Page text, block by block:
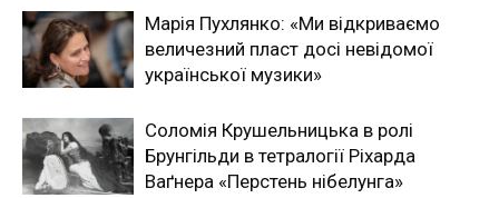
Марія Пухлянко: «Ми відкриваємо
величезний пласт досі невідомої
української музики»
Соломія Крушельницька в ролі
Брунгільди в тетралогії Ріхарда
Ваґнера «Перстень нібелунга»